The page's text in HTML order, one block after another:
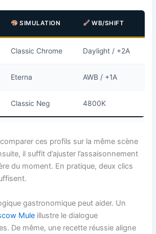
SIMULATION WB/SHIFT
Classic Chrome Daylight / +2A
Eterna AWB / +1A
Classic Neg 4800K
ces profils sur la même scène
il suffit d’ajuster l’assaisonnement
du moment. En pratique, deux clics
gastronomique peut aider. Un
Mule illustre le dialogue
De même, une recette réussie aligne